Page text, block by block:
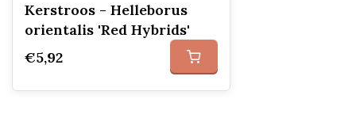
Kerstroos - Helleborus
orientalis 'Red Hybrids'
€5,92